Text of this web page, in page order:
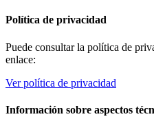
Política de privacidad
Puede consultar la política de
enlace:
Ver política de privacidad
Información sobre aspectos